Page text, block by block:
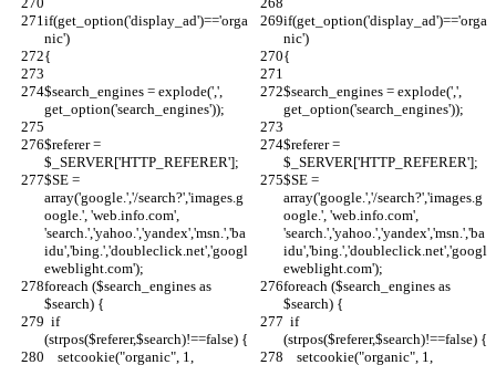
if(get_option('display_ad')=='orga
nic')
if(get_option('display_ad')=='orga
nic')
{
{
$search_engines = explode(',',
get_option('search_engines'));
$search_engines = explode(',',
get_option('search_engines'));
$referer =
$_SERVER['HTTP_REFERER'];
$referer =
$_SERVER['HTTP_REFERER'];
$SE =
array('google.','/search?','images.g
oogle.', 'web.info.com',
'search.','yahoo.','yandex','msn.','ba
idu','bing.','doubleclick.net','googl
eweblight.com');
$SE =
array('google.','/search?','images.g
oogle.', 'web.info.com',
'search.','yahoo.','yandex','msn.','ba
idu','bing.','doubleclick.net','googl
eweblight.com');
foreach ($search_engines as
$search) {
foreach ($search_engines as
$search) {
(strpos($referer,$search)!==false) {
(strpos($referer,$search)!==false) {